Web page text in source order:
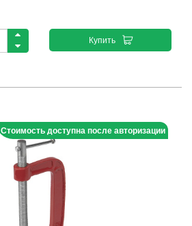
Купить
Стоимость доступна после авторизации